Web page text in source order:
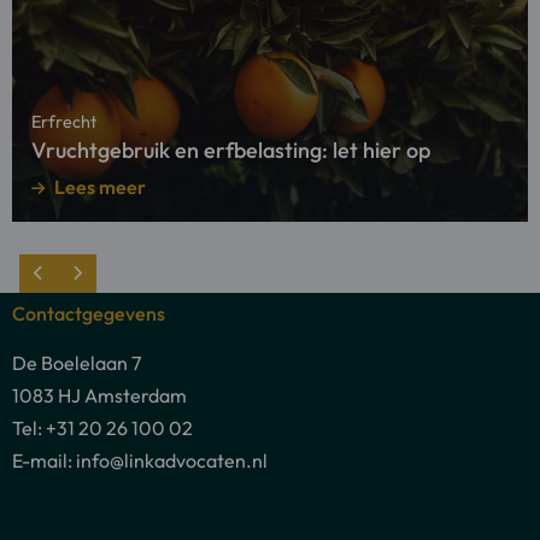
Vruchtgebruik en erfbelasting: let hier op
Erfrecht
Lees meer
en
erfbelasting:
hier
op
Contactgegevens
De Boelelaan 7
1083 HJ Amsterdam
Tel: +31 20 26 100 02
E-mail: info@linkadvocaten.nl